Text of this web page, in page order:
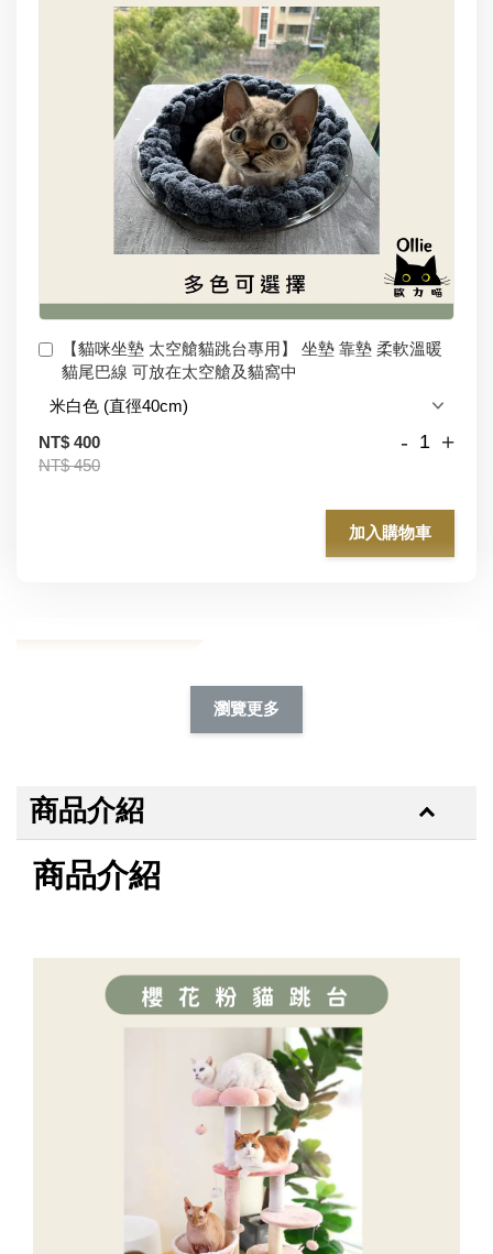
【貓咪坐墊 太空艙貓跳台專用】 坐墊 靠墊 柔軟溫暖
貓尾巴線 可放在太空艙及貓窩中
NT$ 400
NT$ 450
- +
加入購物車
瀏覽更多
商品介紹
商品介紹